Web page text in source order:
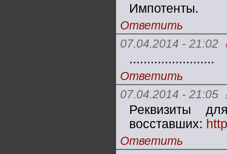
Импотенты.
Ответить
07.04.2014 - 21:02
........................
Ответить
07.04.2014 - 21:05
Реквизиты
восставших:
Ответить